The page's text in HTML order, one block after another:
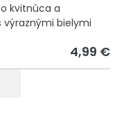
kvitnúca a
výraznými bielymi
4,99 €